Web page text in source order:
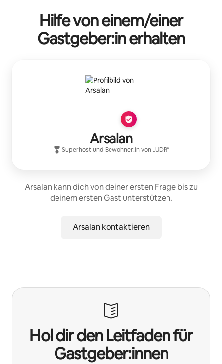
Hilfe von einem/einer
Gastgeber:in erhalten
Arsalan
Superhost und Bewohner:in von „UDR“
Arsalan kann dich von deiner ersten Frage bis zu
deinem ersten Gast unterstützen.
Arsalan kontaktieren
Hol dir den Leitfaden für
Gastgeber:innen